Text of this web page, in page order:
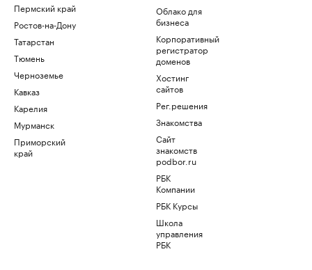
Пермский край
Ростов-на-Дону
Татарстан
Тюмень
Черноземье
Кавказ
Карелия
Мурманск
Приморский
край
Облако для
бизнеса
Корпоративный
регистратор
доменов
Хостинг
сайтов
Рег.решения
Знакомства
Сайт
знакомств
podbor.ru
РБК
Компании
РБК Курсы
Школа
управления
РБК